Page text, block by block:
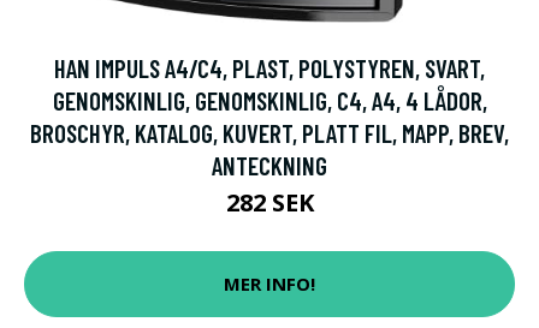
HAN IMPULS A4/C4, PLAST, POLYSTYREN, SVART,
GENOMSKINLIG, GENOMSKINLIG, C4, A4, 4 LÅDOR,
BROSCHYR, KATALOG, KUVERT, PLATT FIL, MAPP, BREV,
ANTECKNING
282 SEK
MER INFO!